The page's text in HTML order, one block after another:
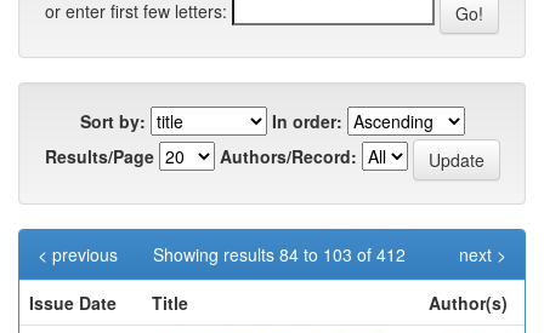
or enter first few letters:
Sort by:
In order:
Results/Page
Authors/Record:
Showing results 84 to 103 of 412
< previous
next >
Issue Date
Title
Author(s)